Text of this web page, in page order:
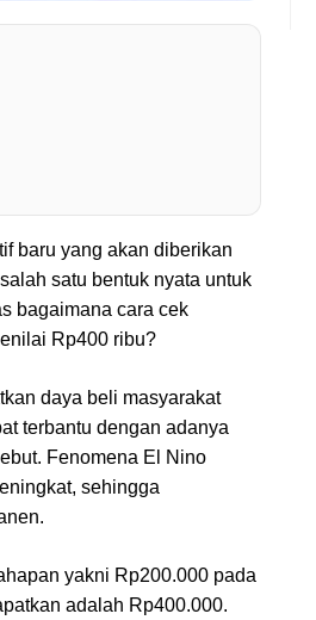
baru yang akan diberikan
satu bentuk nyata untuk
bagaimana cara cek
Rp400 ribu?
daya beli masyarakat
terbantu dengan adanya
Fenomena El Nino
sehingga
yakni Rp200.000 pada
adalah Rp400.000.